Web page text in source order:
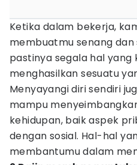
Ketika dalam bekerja,
membuatmu senang
pastinya segala hal yang
menghasilkan sesuatu
Menyayangi diri sendiri
mampu
kehidupan, baik aspek
dengan sosial. Hal-hal
membantumu dalam